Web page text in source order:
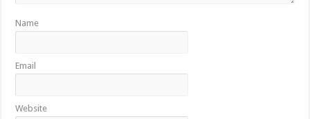
Name
Email
Website